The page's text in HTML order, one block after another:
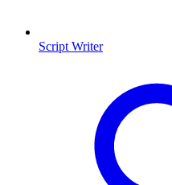
Script Writer